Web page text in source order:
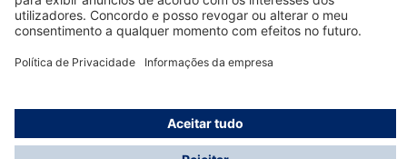
Informações
© Dräger Portugal, Lda, 2024
* Todos os preços excl. IVA mais